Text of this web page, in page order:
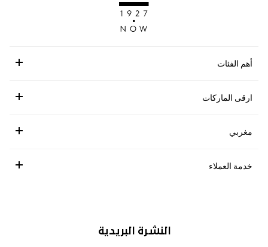
أهم الفئات
ارقى الماركات
مغربي
خدمة العملاء
النشرة البريدية